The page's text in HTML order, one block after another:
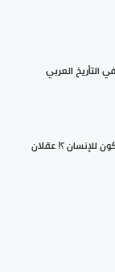
التأريخ العربي
للإنسان ؟! عقلان